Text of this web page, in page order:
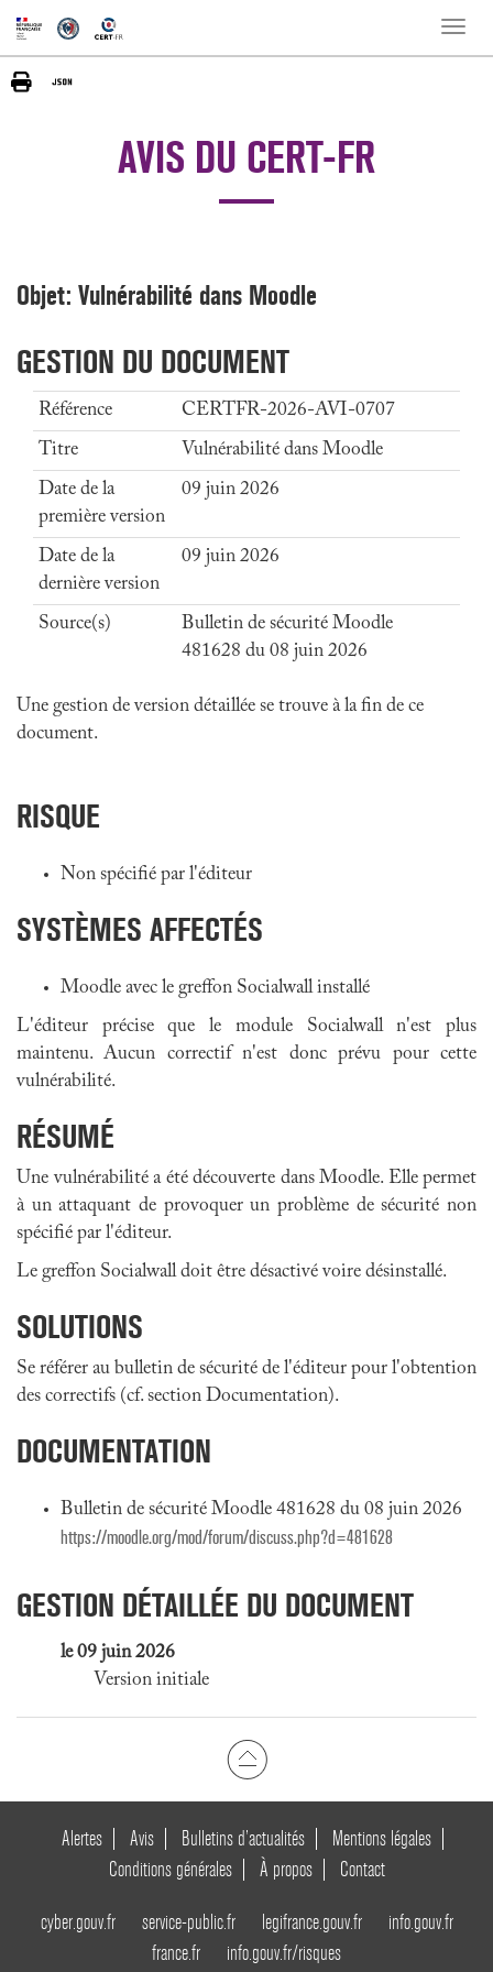
Toggle
AVIS DU CERT-FR
Objet: Vulnérabilité dans Moodle
GESTION DU DOCUMENT
Référence
CERTFR-2026-AVI-0707
Titre
Vulnérabilité dans Moodle
Date de la
première version
09 juin 2026
Date de la
dernière version
09 juin 2026
Source(s)
Bulletin de sécurité Moodle
481628 du 08 juin 2026
Une gestion de version détaillée se trouve à la fin de ce
document.
RISQUE
Non spécifié par l'éditeur
SYSTÈMES AFFECTÉS
Moodle avec le greffon Socialwall installé
L'éditeur précise que le module Socialwall n'est plus
maintenu. Aucun correctif n'est donc prévu pour cette
vulnérabilité.
RÉSUMÉ
Une vulnérabilité a été découverte dans Moodle. Elle permet
à un attaquant de provoquer un problème de sécurité non
spécifié par l'éditeur.
Le greffon Socialwall doit être désactivé voire désinstallé.
SOLUTIONS
Se référer au bulletin de sécurité de l'éditeur pour l'obtention
des correctifs (cf. section Documentation).
DOCUMENTATION
Bulletin de sécurité Moodle 481628 du 08 juin 2026
https://moodle.org/mod/forum/discuss.php?d=481628
GESTION DÉTAILLÉE DU DOCUMENT
le 09 juin 2026
Version initiale
Alertes Avis Bulletins d’actualités
Mentions légales
Conditions générales
À propos Contact
cyber.gouv.fr service-public.fr legifrance.gouv.fr
info.gouv.fr
france.fr
info.gouv.fr/risques